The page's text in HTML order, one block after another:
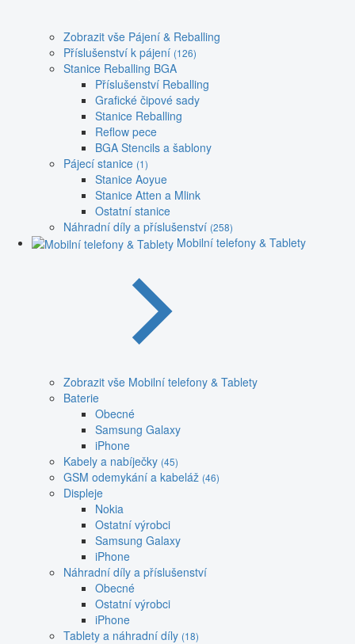
Zobrazit vše Pájení & Reballing
Příslušenství k pájení (126)
Stanice Reballing BGA
Příslušenství Reballing
Grafické čipové sady
Stanice Reballing
Reflow pece
BGA Stencils a šablony
Pájecí stanice (1)
Stanice Aoyue
Stanice Atten a Mlink
Ostatní stanice
Náhradní díly a příslušenství (258)
Mobilní telefony & Tablety
Zobrazit vše Mobilní telefony & Tablety
Baterie
Obecné
Samsung Galaxy
iPhone
Kabely a nabíječky (45)
GSM odemykání a kabeláž (46)
Displeje
Nokia
Ostatní výrobci
Samsung Galaxy
iPhone
Náhradní díly a příslušenství
Obecné
Ostatní výrobci
iPhone
Tablety a náhradní díly (18)